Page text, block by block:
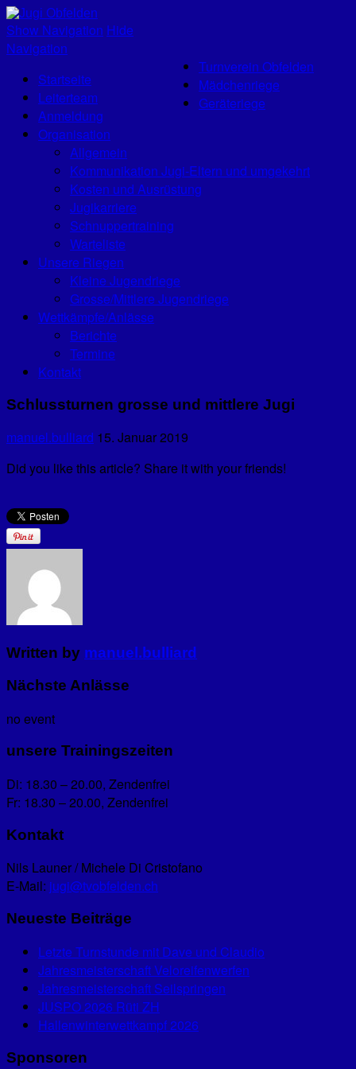
Turnverein Obfelden
Mädchenriege
Geräteriege
Show Navigation Hide
Navigation
Startseite
Leiterteam
Anmeldung
Organisation
Allgemein
Kommunikation Jugi-Eltern und umgekehrt
Kosten und Ausrüstung
Jugikarriere
Schnuppertraining
Warteliste
Unsere Riegen
Kleine Jugendriege
Grosse/Mittlere Jugendriege
Wettkämpfe/Anlässe
Berichte
Termine
Kontakt
Schlussturnen grosse und mittlere Jugi
manuel.bulliard 15. Januar 2019
Did you like this article? Share it with your friends!
Written by manuel.bulliard
Nächste Anlässe
no event
unsere Trainingszeiten
Di: 18.30 – 20.00, Zendenfrei
Fr: 18.30 – 20.00, Zendenfrei
Kontakt
Nils Launer / Michele Di Cristofano
E-Mail: jugi@tvobfelden.ch
Neueste Beiträge
Letzte Turnstunde mit Dave und Claudio
Jahresmeisterschaft Veloreifenwerfen
Jahresmeisterschaft Seilspringen
JUSPO 2026 Rüti ZH
Hallenwinterwettkampf 2026
Sponsoren